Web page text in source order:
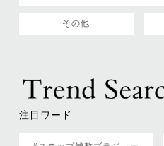
その他
注目ワード